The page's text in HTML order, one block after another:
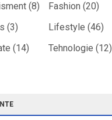
(8) Fashion (20)
(3) Lifestyle (46)
(14) Tehnologie (12)